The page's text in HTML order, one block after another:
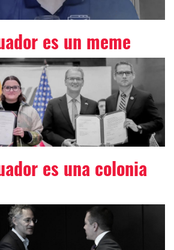
es un meme
es una colonia